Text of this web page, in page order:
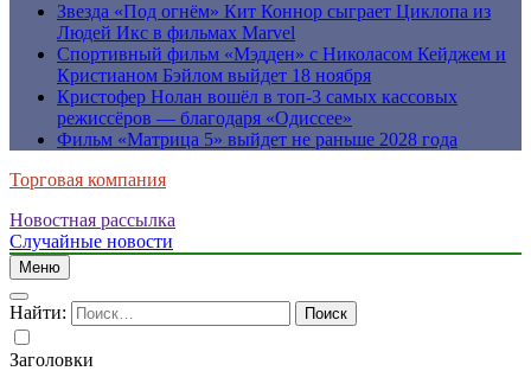
Звезда «Под огнём» Кит Коннор сыграет Циклопа из
Людей Икс в фильмах Marvel
Спортивный фильм «Мэдден» с Николасом Кейджем и
Кристианом Бэйлом выйдет 18 ноября
Кристофер Нолан вошёл в топ-3 самых кассовых
режиссёров — благодаря «Одиссее»
Фильм «Матрица 5» выйдет не раньше 2028 года
Торговая компания
Новостная рассылка
Случайные новости
Меню
Найти:
Заголовки